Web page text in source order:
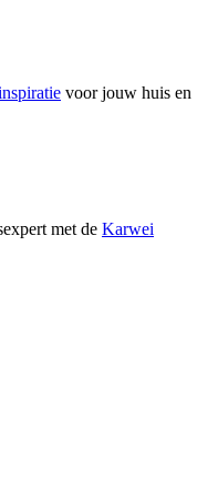
voor jouw huis en
met de Karwei